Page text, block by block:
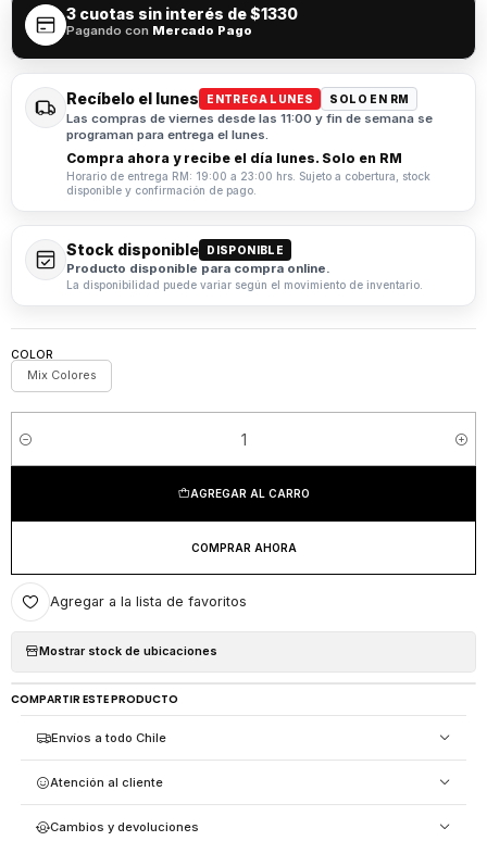
3 cuotas sin interés de$1330
Pagando con Mercado Pago
Recíbelo el lunes ENTREGA LUNES SOLO EN RM
Las compras de viernes desde las 11:00 y fin de semana se
programan para entrega el lunes.
Compra ahora y recibe el día lunes. Solo en RM
Horario de entrega RM: 19:00 a 23:00 hrs. Sujeto a cobertura, stock
disponible y confirmación de pago.
Stock disponible DISPONIBLE
Producto disponible para compra online.
La disponibilidad puede variar según el movimiento de inventario.
COLOR
Mix Colores
Cantidad
AGREGAR AL CARRO
COMPRAR AHORA
Agregar a la lista de favoritos
Mostrar stock de ubicaciones
COMPARTIR ESTE PRODUCTO
Envíos a todo Chile
Atención al cliente
Cambios y devoluciones